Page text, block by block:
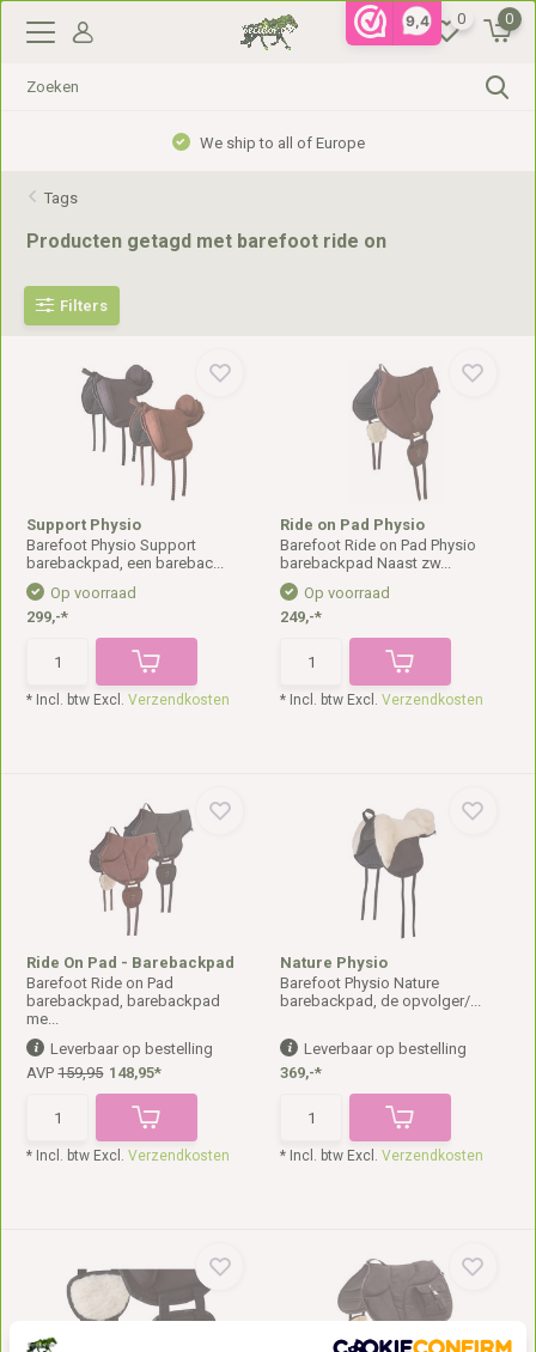
9,4 0 0
We ship to all of Europe
Tags
Producten getagd met barefoot ride on
Filters
Support Physio
Barefoot Physio Support
barebackpad, een barebac...
Op voorraad
299,-*
* Incl. btw Excl.Verzendkosten
Ride on Pad Physio
Barefoot Ride on Pad Physio
barebackpad Naast zw...
Op voorraad
249,-*
* Incl. btw Excl. Verzendkosten
Ride On Pad - Barebackpad
Barefoot Ride on Pad
barebackpad, barebackpad
me...
Leverbaar op bestelling
AVP159,95 148,95*
* Incl. btw Excl.Verzendkosten
Nature Physio
Barefoot Physio Nature
barebackpad, de opvolger/...
Leverbaar op bestelling
369,-*
* Incl. btw Excl. Verzendkosten